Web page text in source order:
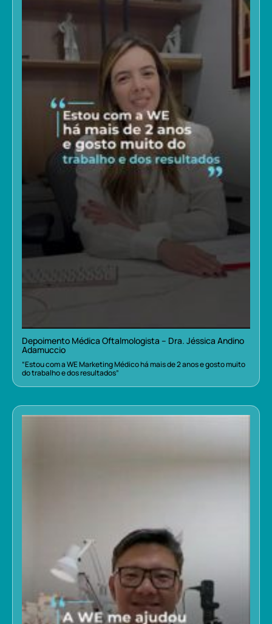
Depoimento Médica Oftalmologista – Dra. Jéssica Andino
Adamuccio
“Estou com a WE Marketing Médico há mais de 2 anos e gosto muito
do trabalho e dos resultados”